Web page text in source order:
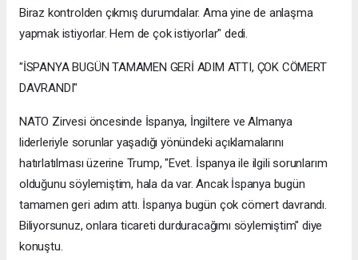
Biraz kontrolden çıkmış durumdalar. Ama yine de anlaşma
yapmak istiyorlar. Hem de çok istiyorlar" dedi.
"İSPANYA BUGÜN TAMAMEN GERİ ADIM ATTI, ÇOK CÖMERT
DAVRANDI"
NATO Zirvesi öncesinde İspanya, İngiltere ve Almanya
liderleriyle sorunlar yaşadığı yönündeki açıklamalarını
hatırlatılması üzerine Trump, "Evet. İspanya ile ilgili sorunlarım
olduğunu söylemiştim, hala da var. Ancak İspanya bugün
tamamen geri adım attı. İspanya bugün çok cömert davrandı.
Biliyorsunuz, onlara ticareti durduracağımı söylemiştim" diye
konuştu.